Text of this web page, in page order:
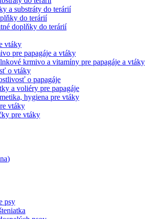
a substráty do terárií
do terárií
doplňky do terárií
vtáky
pre papagáje a vtáky
krmivo a vitamíny pre papagáje a vtáky
o vtáky
o papagáje
a voliéry pre papagáje
hygiena pre vtáky
vtáky
pre vtáky
)
psy